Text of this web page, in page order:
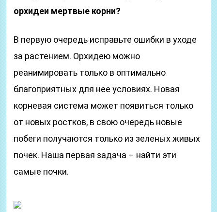
орхидеи мертвые корни?
В первую очередь исправьте ошибки в уходе
за растением. Орхидею можно
реанимировать только в оптимально
благоприятных для нее условиях. Новая
корневая система может появиться только
от новых ростков, в свою очередь новые
побеги получаются только из зеленых живых
почек. Наша первая задача – найти эти
самые почки.